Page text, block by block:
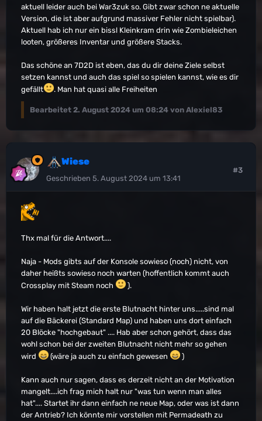
aktuell leider auch bei War3zuk so. Gibt zwar schon ne aktuelle
Version, die ist aber aufgrund massiver Fehler nicht spielbar).
Aktuell hab ich nur ein bissl Kleinkram drin wie Zombieleichen
looten, größeres Inventar und größere Stacks.
Das schöne an 7D2D ist eben, das du dir deine Ziele selbst
setzen kannst und auch das spiel so spielen kannst, wie es dir
gefällt
. Man hat quasi alle Freiheiten
Bearbeitet 2. August 2024 um 08:24 von Alexiel83
Wiese
Geschrieben 5. August 2024 um 13:41
#3
Thx mal für die Antwort....
Naja - Mods gibts auf der Konsole sowieso (noch) nicht, von
daher heißts sowieso noch warten (hoffentlich kommt auch
Crossplay mit Steam noch
).
Wir haben halt jetzt die erste Blutnacht hinter uns.....sind mal
auf die Bäckerei (Standard Map) und haben uns dort einfach
20 Blöcke "hochgebaut" .... Hab aber schon gehört, dass das
wohl schon bei der zweiten Blutnacht nicht mehr so gehen
wird
(wäre ja auch zu einfach gewesen )
Kann auch nur sagen, dass es derzeit nicht an der Motivation
mangelt....ich frag mich halt nur "was tun wenn man alles
hat".... Startet ihr dann einfach ne neue Map, oder was ist dann
der Antrieb? Ich könnte mir vorstellen mit Permadeath zu